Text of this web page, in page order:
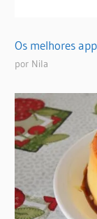
Os melhores
por Nila